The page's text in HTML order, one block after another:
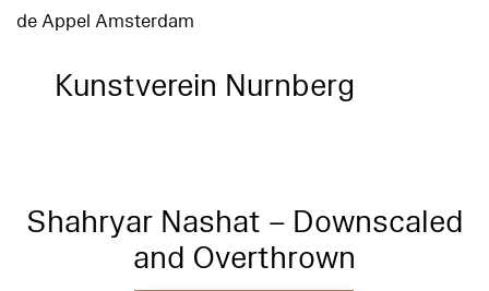
de Appel Amsterdam
Kunstverein Nurnberg
Shahryar Nashat – Downscaled
and Overthrown